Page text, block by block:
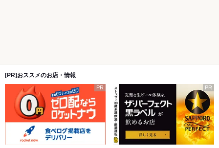
[PR]おススメのお店・情報
PR PR